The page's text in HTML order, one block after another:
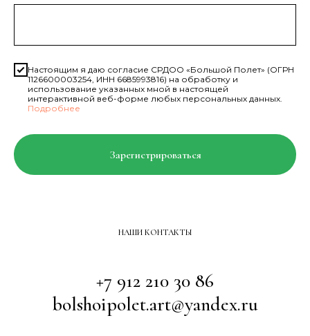
Настоящим я даю согласие СРДОО «Большой Полет» (ОГРН
1126600003254, ИНН 6685993816) на обработку и
использование указанных мной в настоящей
интерактивной веб-форме любых персональных данных.
Подробнее
Зарегистрироваться
НАШИ КОНТАКТЫ
+7 912 210 30 86
bolshoipolet.art@yandex.ru